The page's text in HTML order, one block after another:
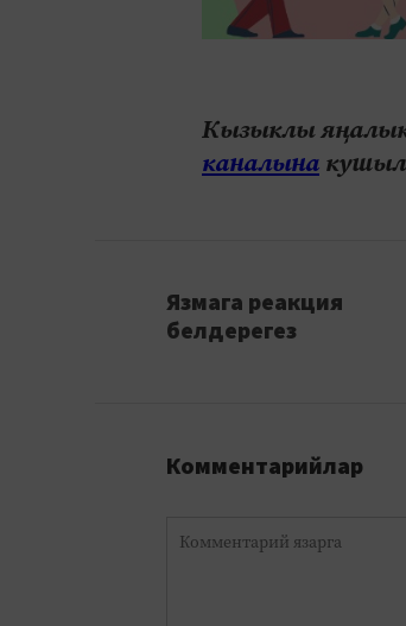
Кызыклы
каналына
Язмага реакция
белдерегез
Комментарийлар